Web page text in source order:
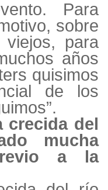
Para
sobre
para
años
quisimos
de los
crecida del
mucha
a la